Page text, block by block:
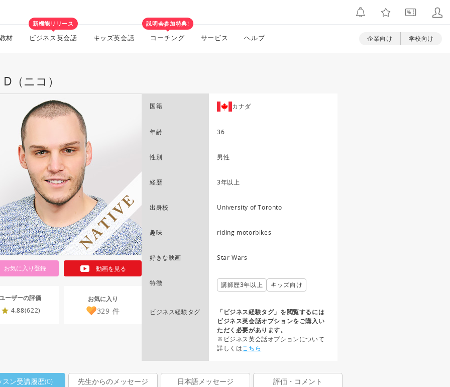
材
新機能リリース
ビジネス英会話 キッズ英会話
説明会参加特典!
コーチング サービス ヘルプ 企業向け 学校向け
（ニコ）
お気に入り登録 動画を見る
ーザーの評価
4.88(622)
お気に入り
329 件
国籍 カナダ
年齢 36
性別 男性
経歴 3年以上
出身校 University of Toronto
趣味 riding motorbikes
好きな映画 Star Wars
特徴 講師歴3年以上 キッズ向け
ビジネス経験タグ
「ビジネス経験タグ」を閲覧するには
ビジネス英会話オプションをご購入い
ただく必要があります。
※ビジネス英会話オプションについて
詳しくはこちら
スン受講履歴(0) 先生からのメッセージ 日本語メッセージ 評価・コメント